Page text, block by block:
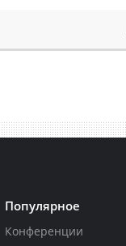
Популярное
Конференции